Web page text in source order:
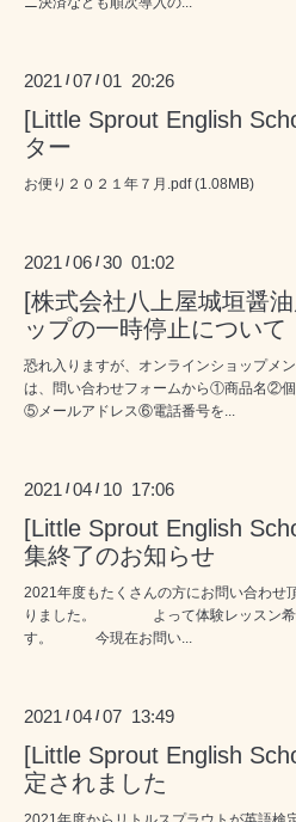
2021 /07 /01 20:26
[Little Sprout English
ター
お便り２０２１年７月.pdf (1.08MB)
2021 /06 /30 01:02
[株式会社八上屋城垣醤
ップの一時停止について
恐れ入りますが、オンラインショップメ
は、問い合わせフォームから①商品名②
⑤メールアドレス⑥電話番号を...
2021 /04 / 10 17:06
[Little Sprout English
集終了のお知らせ
2021年度もたくさんの方にお問い合わせ
りました。 よって体験レッスン希望
す。 今現在お問い...
2021 /04 /07 13:49
[Little Sprout English
定されました